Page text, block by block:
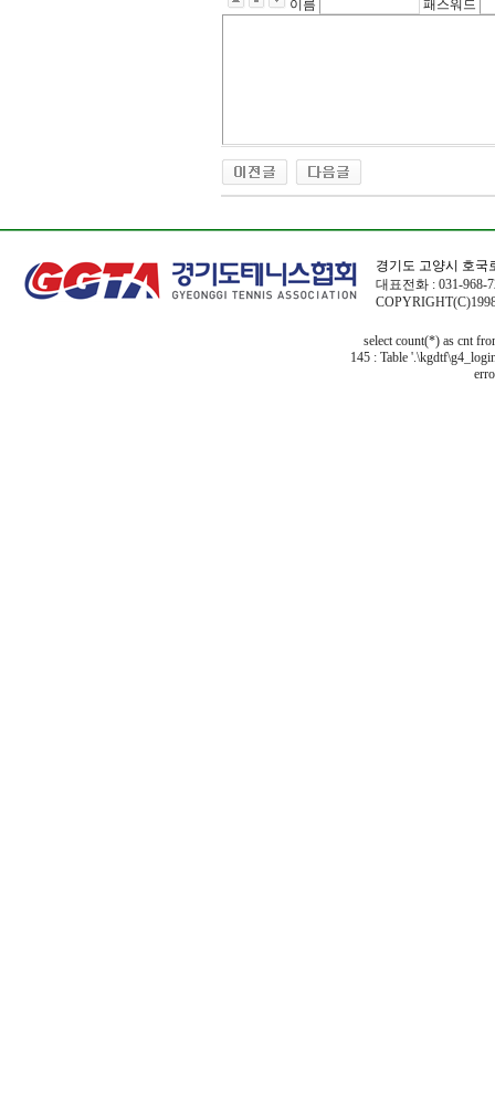
이름 패스워드
경기도 고양시 호국
대표전화 : 031-968-
select count(*) as cnt
145 : Table